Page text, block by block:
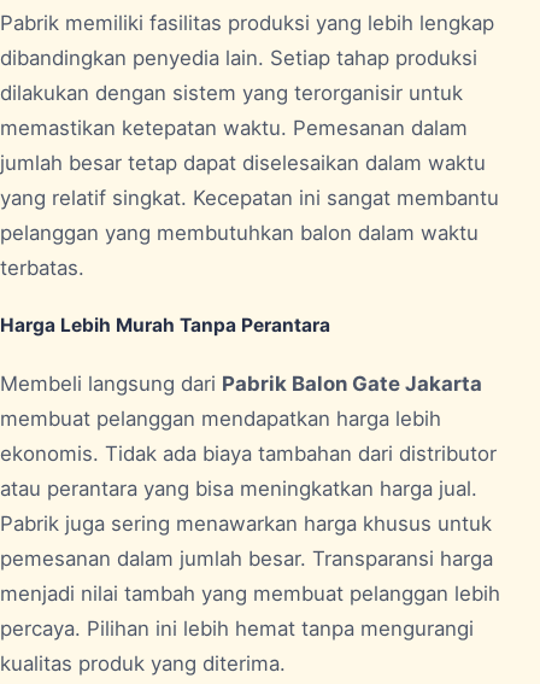
Pabrik memiliki fasilitas produksi yang lebih lengkap
dibandingkan penyedia lain. Setiap tahap produksi
dilakukan dengan sistem yang terorganisir untuk
memastikan ketepatan waktu. Pemesanan dalam
jumlah besar tetap dapat diselesaikan dalam waktu
yang relatif singkat. Kecepatan ini sangat membantu
pelanggan yang membutuhkan balon dalam waktu
terbatas.
Harga Lebih Murah Tanpa Perantara
Membeli langsung dari Pabrik Balon Gate Jakarta
membuat pelanggan mendapatkan harga lebih
ekonomis. Tidak ada biaya tambahan dari distributor
atau perantara yang bisa meningkatkan harga jual.
Pabrik juga sering menawarkan harga khusus untuk
pemesanan dalam jumlah besar. Transparansi harga
menjadi nilai tambah yang membuat pelanggan lebih
percaya. Pilihan ini lebih hemat tanpa mengurangi
kualitas produk yang diterima.